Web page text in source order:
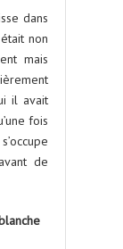
dans
non
mais
il avait
fois
de